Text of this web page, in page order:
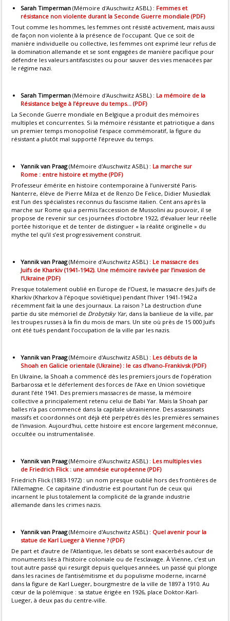
Sarah Timperman (Mémoire d'Auschwitz ASBL) : Femmes et
résistance non violente durant la Seconde Guerre mondiale (PDF)
Tout comme les hommes, les femmes ont résisté activement, mais aussi
de façon non violente à la présence de l’occupant. Que ce soit de
manière individuelle ou collective, les femmes ont exprimé leur refus de
la domination allemande et se sont engagées de manière pacifique pour
défendre les valeurs antifascistes ou pour sauver des vies menacées par
le régime nazi.
Sarah Timperman (Mémoire d'Auschwitz ASBL) : La mémoire de la
Résistance belge à l’épreuve du temps… (PDF)
La Seconde Guerre mondiale en Belgique a produit des mémoires
multiples et concurrentes. Si la mémoire résistante et patriotique a dans
un premier temps monopolisé l’espace commémoratif, la figure du
résistant a plutôt mal supporté l’épreuve du temps.
Yannik van Praag(Mémoire d'Auschwitz ASBL) : La marche sur
Rome : entre histoire et mythe (PDF)
Professeur émérite en histoire contemporaine à l’université Paris-
Nanterre, élève de Pierre Milza et de Renzo De Felice, Didier Musiedlak
est l’un des spécialistes reconnus du fascisme italien. Cent ans après la
marche sur Rome qui a permis l’accession de Mussolini au pouvoir, il se
propose de revenir sur ces journées d’octobre 1922, d’évaluer leur réelle
portée historique et de tenter de distinguer « la réalité originelle » du
mythe tel qu’il s’est progressivement construit.
Yannik van Praag(Mémoire d'Auschwitz ASBL) : Le massacre des
Juifs de Kharkiv (1941-1942). Une mémoire ravivée par l’invasion de
l’Ukraine (PDF)
Presque totalement oublié en Europe de l’Ouest, le massacre des Juifs de
Kharkiv (Kharkov à l’époque soviétique) pendant l’hiver 1941-1942 a
récemment fait la une des journaux. La raison ? La destruction d’une
partie du site mémoriel de Drobytsky Yar, dans la banlieue de la ville, par
les troupes russes à la fin du mois de mars. Un site où près de 15 000 Juifs
ont été tués pendant l’occupation de la ville par les nazis.
Yannik van Praag(Mémoire d'Auschwitz ASBL) : Les débuts de la
Shoah en Galicie orientale (Ukraine) : le cas d’Ivano-Frankivsk (PDF)
En Ukraine, la Shoah a commencé dès les premiers jours de l’opération
Barbarossa et le déferlement des forces de l’Axe en Union soviétique
durant l’été 1941. Des premiers massacres de masse, la mémoire
collective a principalement retenu celui de Babi Yar. Mais la Shoah par
balles n’a pas commencé dans la capitale ukrainienne. Des assassinats
massifs et coordonnés ont déjà été perpétrés dès les premières semaines
de l'invasion. Aujourd'hui, cette histoire est encore largement méconnue,
occultée ou instrumentalisée.
Yannik van Praag(Mémoire d'Auschwitz ASBL) : Les multiples vies
de Friedrich Flick : une amnésie européenne (PDF)
Friedrich Flick (1883-1972) : un nom presque oublié hors des frontières de
l’Allemagne. Ce capitaine d’industrie est pourtant l’un de ceux qui
incarnent le plus totalement la complicité de la grande industrie
allemande dans les crimes nazis.
Yannik van Praag(Mémoire d'Auschwitz ASBL) : Quel avenir pour la
statue de Karl Lueger à Vienne ? (PDF)
De part et d’autre de l’Atlantique, les débats se sont exacerbés autour de
monuments liés à l’histoire coloniale ou de l’esclavage. À Vienne, c’est un
tout autre passé qui resurgit depuis quelques années, un passé qui plonge
dans les racines de l’antisémitisme et du populisme moderne, incarné
dans la figure de Karl Lueger, bourgmestre de la ville de 1897 à 1910. Au
cœur de la polémique : sa statue érigée en 1926, place Doktor-Karl-
Lueger, à deux pas du centre-ville.